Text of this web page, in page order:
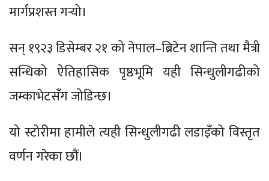
मार्गप्रशस्त गर्‍यो।
सन् १९२३ डिसेम्बर २१ को नेपाल–ब्रिटेन शान्ति तथा मैत्री
सन्धिको ऐतिहासिक पृष्ठभूमि यही सिन्धुलीगढीको
जम्काभेटसँग जोडिन्छ।
यो स्टोरीमा हामीले त्यही सिन्धुलीगढी लडाइँको विस्तृत
वर्णन गरेका छौं।